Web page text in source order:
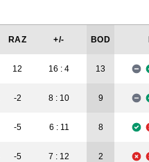
RAZ +/- BOD
12 16 : 4 13
-2 8 : 10 9
-5 6 : 11 8
-5 7 : 12 2